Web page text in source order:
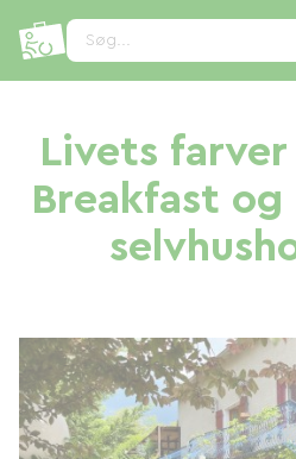
Søg...
Livets farver
Breakfast
CCookie-styringspanel